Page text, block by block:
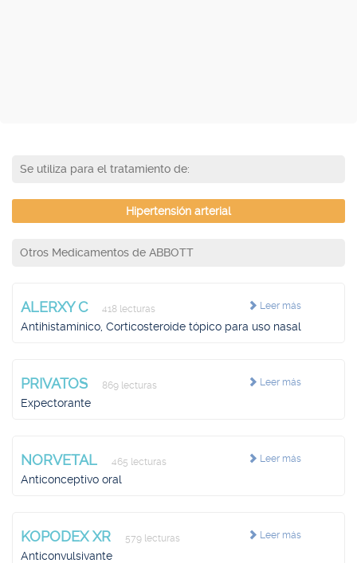
Se utiliza para el tratamiento de:
Hipertensión arterial
Otros Medicamentos de ABBOTT
Leer más
ALERXY C 418 lecturas
Antihistamínico, Corticosteroide tópico para uso nasal
Leer más
PRIVATOS 869 lecturas
Expectorante
Leer más
NORVETAL 465 lecturas
Anticonceptivo oral
Leer más
KOPODEX XR 579 lecturas
Anticonvulsivante